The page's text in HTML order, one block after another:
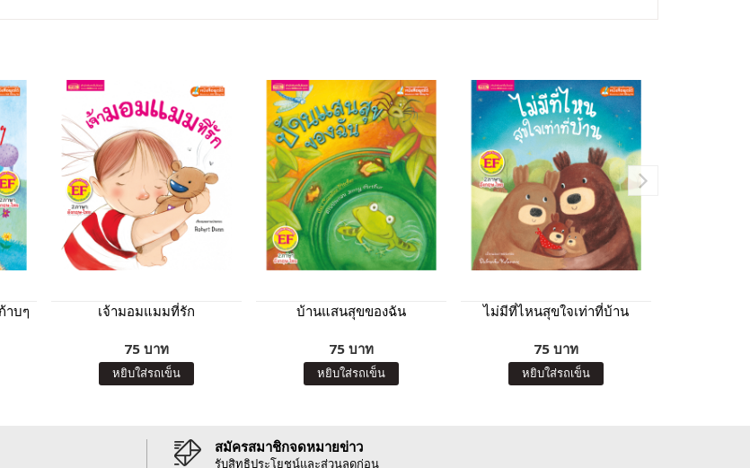
าบๆ เจ้ามอมแมมที่รัก
75 บาท
หยิบใส่รถเข็น
บ้านแสนสุขของฉัน
75 บาท
หยิบใส่รถเข็น
ไม่มีที่ไหนสุขใจเท่าที่บ้าน
75 บาท
หยิบใส่รถเข็น
สมัครสมาชิกจดหมายข่าว
รับสิทธิประโยชน์และส่วนลดก่อน